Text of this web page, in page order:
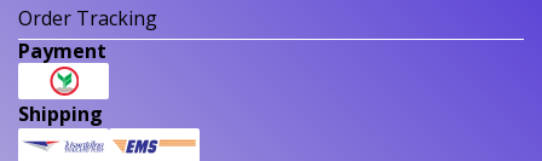
Order Tracking
Payment
Shipping